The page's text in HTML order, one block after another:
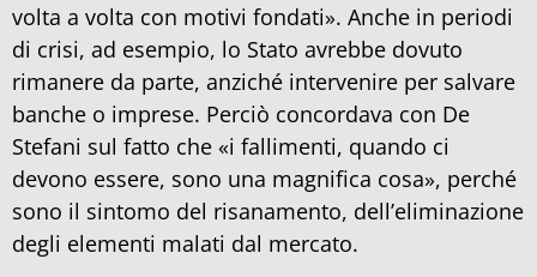
volta a volta con motivi fondati». Anche in periodi
di crisi, ad esempio, lo Stato avrebbe dovuto
rimanere da parte, anziché intervenire per salvare
banche o imprese. Perciò concordava con De
Stefani sul fatto che «i fallimenti, quando ci
devono essere, sono una magnifica cosa», perché
sono il sintomo del risanamento, dell’eliminazione
degli elementi malati dal mercato.